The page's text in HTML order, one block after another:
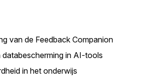
van de Feedback Companion
databescherming in AI-tools
in het onderwijs